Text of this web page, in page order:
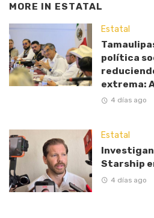
MORE IN ESTATAL
Estatal
política
extrema:
4 días ago
Estatal
Investigan
Starship
4 días ago